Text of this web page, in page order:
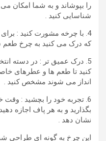
را بپوشاند و به شما امکان
شناسایی کنید .
4. با چرخه مشورت کنید :
که درک می کنید به چرخ طعم
5. درک عمیق تر : در دسته
کنید تا طعم ها و عطرهای
انداز می شوند مشخص کنید .
6. تجربه خود را بچشید :
بگذارید و به هر پاف اجازه
نشان دهد .
این چرخ به گونه ای طراحی